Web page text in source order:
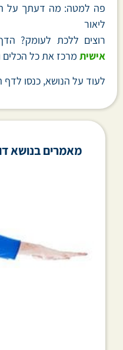
פה למטה: מה דעתך על
ליאור
רוצים ללכת לעומק?
אישית מרכז את כל הכלים
לעוד על הנושא, כנסו לדף
מאמרים בנושא